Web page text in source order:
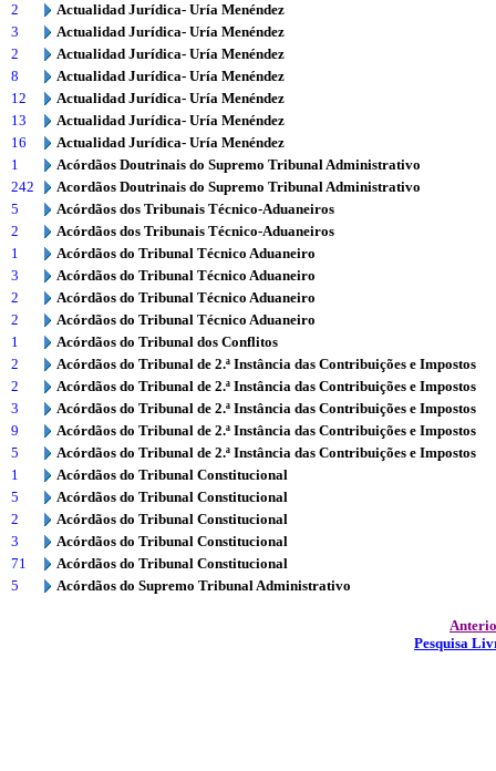
2
Actualidad Jurídica- Uría Menéndez
3
Actualidad Jurídica- Uría Menéndez
2
Actualidad Jurídica- Uría Menéndez
8
Actualidad Jurídica- Uría Menéndez
12
Actualidad Jurídica- Uría Menéndez
13
Actualidad Jurídica- Uría Menéndez
16
Actualidad Jurídica- Uría Menéndez
1
Acórdãos Doutrinais do Supremo Tribunal Administrativo
242
Acordãos Doutrinais do Supremo Tribunal Administrativo
5
Acórdãos dos Tribunais Técnico-Aduaneiros
2
Acórdãos dos Tribunais Técnico-Aduaneiros
1
Acórdãos do Tribunal Técnico Aduaneiro
3
Acórdãos do Tribunal Técnico Aduaneiro
2
Acórdãos do Tribunal Técnico Aduaneiro
2
Acórdãos do Tribunal Técnico Aduaneiro
1
Acórdãos do Tribunal dos Conflitos
2
Acórdãos do Tribunal de 2.ª Instância das Contribuições e Impostos
2
Acórdãos do Tribunal de 2.ª Instância das Contribuições e Impostos
3
Acórdãos do Tribunal de 2.ª Instância das Contribuições e Impostos
9
Acórdãos do Tribunal de 2.ª Instância das Contribuições e Impostos
5
Acórdãos do Tribunal de 2.ª Instância das Contribuições e Impostos
1
Acórdãos do Tribunal Constitucional
5
Acórdãos do Tribunal Constitucional
2
Acórdãos do Tribunal Constitucional
3
Acórdãos do Tribunal Constitucional
71
Acórdãos do Tribunal Constitucional
5
Acórdãos do Supremo Tribunal Administrativo
Pesquisa